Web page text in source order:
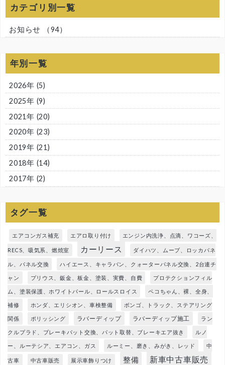
カテゴリ別一覧
お知らせ （94）
年別一覧
2026年 (5)
2025年 (9)
2021年 (20)
2020年 (23)
2019年 (21)
2018年 (14)
2017年 (2)
タグ一覧
エアコンガス補充 エアロ取り付け エンジン内洗浄、点滴、ワコーズ、
RECS、吸気系、燃焼室 カーリース ダイハツ、ムーブ、ロッカパネ
ル、パネル交換 ハイエース、キャラバン、クォーターパネル交換、2台連チ
ャン プリウス、鈑金、板金、塗装、実費、自費 プロテクションフィル
ム、塗装保護、ホワイトパール、ロールスロイス ペコちゃん、裸、全身、
補修 ホンダ、エリシオン、車検整備 ボンゴ、トラック、ステアリング
関係 ポリッシング ラバーディップ ラバーディップ施工 ラン
クルプラド、ブレーキパット交換、パット取替、ブレーキエア抜き ルノ
ー、ルーテシア、エアコン、ガス ルーミー、磨き、みがき、レッド 中
古車 中古車販売 展示車飾りつけ 整備 新車中古車販売